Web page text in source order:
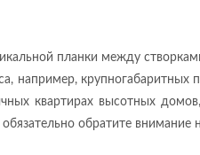
планки между
например, крупногабаритных
квартирах высотных
обратите внимание